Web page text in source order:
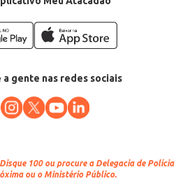
a gente nas redes sociais
100 ou procure a Delegacia de Polícia
ou o Ministério Público.